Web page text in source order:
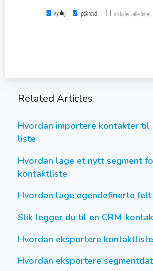
Related Articles
Hvordan importere kontakter til
liste
Hvordan lage et nytt segment
kontaktliste
Hvordan lage egendefinerte felt
Slik legger du til en CRM-
Hvordan eksportere
Hvordan eksportere